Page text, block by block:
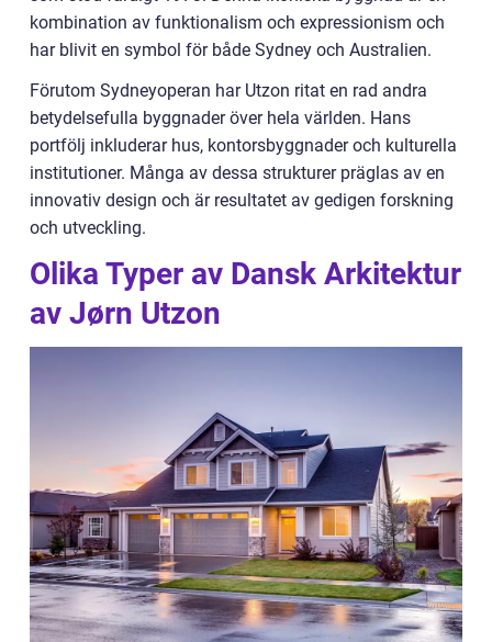
kombination av funktionalism och expressionism och
har blivit en symbol för både Sydney och Australien.
Förutom Sydneyoperan har Utzon ritat en rad andra
betydelsefulla byggnader över hela världen. Hans
portfölj inkluderar hus, kontorsbyggnader och kulturella
institutioner. Många av dessa strukturer präglas av en
innovativ design och är resultatet av gedigen forskning
och utveckling.
Olika Typer av Dansk Arkitektur
av Jørn Utzon